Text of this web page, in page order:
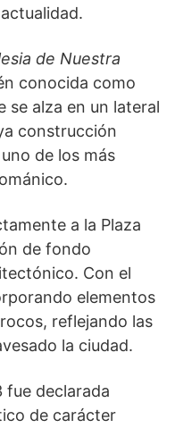
de Nuestra
conocida como
se alza en un lateral
construcción
de los más
a la Plaza
de fondo
Con el
elementos
reflejando las
la ciudad.
fue declarada
de carácter